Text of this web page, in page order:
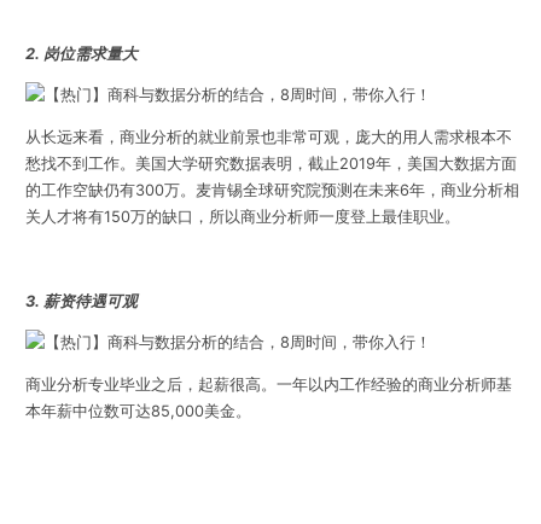
2. 岗位需求量大
从长远来看，商业分析的就业前景也非常可观，庞大的用人需求根本不
愁找不到工作。美国大学研究数据表明，截止2019年，美国大数据方面
的工作空缺仍有300万。麦肯锡全球研究院预测在未来6年，商业分析相
关人才将有150万的缺口，所以商业分析师一度登上最佳职业。
3. 薪资待遇可观
商业分析专业毕业之后，起薪很高。一年以内工作经验的商业分析师基
本年薪中位数可达85,000美金。